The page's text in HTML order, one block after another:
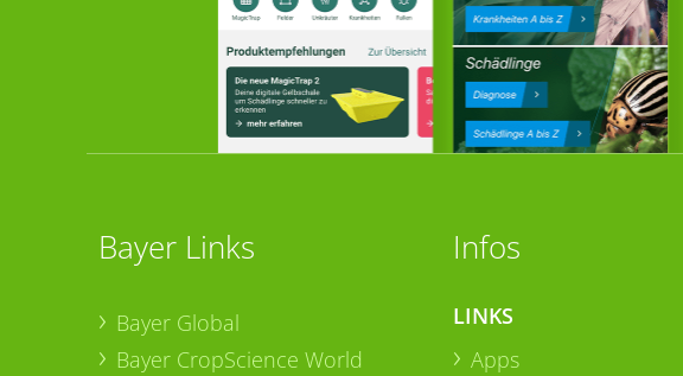
Bayer Links
Bayer Global
Bayer CropScience World
Infos
LINKS
Apps